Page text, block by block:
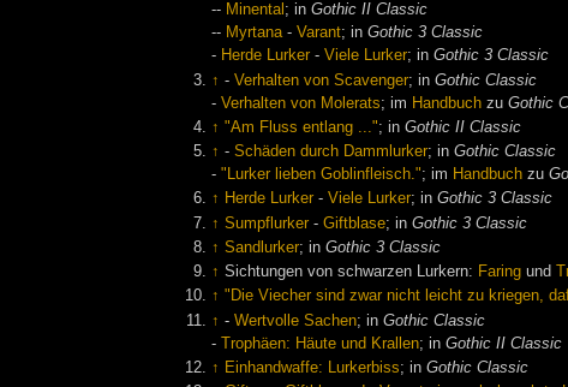
-- Minental ; inGothic II Classic
-- Myrtana-Varant; inGothic 3 Classic
- Herde Lurker -Viele Lurker; inGothic 3 Classic
↑ -Verhalten von Scavenger; inGothic Classic
-Verhalten von Molerats; im Handbuch zuGothic
↑ "Am Fluss entlang ..."; inGothic II Classic
↑ -Schäden durch Dammlurker; inGothic Classic
-"Lurker lieben Goblinfleisch."; im Handbuch zu
↑ Herde Lurker -Viele Lurker; inGothic 3 Classic
↑ Sumpflurker -Giftblase; inGothic 3 Classic
↑ Sandlurker; inGothic 3 Classic
↑ Sichtungen von schwarzen Lurkern: Faring und
↑ "Die Viecher sind zwar nicht leicht zu kriegen,
↑ -Wertvolle Sachen; inGothic Classic
-Trophäen: Häute und Krallen; inGothic II Classic
↑ Einhandwaffe: Lurkerbiss; inGothic Classic